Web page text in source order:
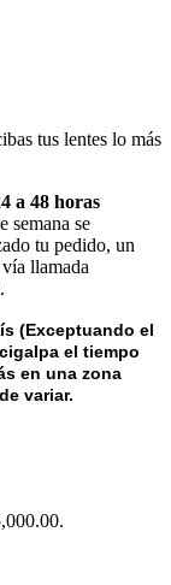
tus lentes lo más
a 48 horas
semana se
tu pedido, un
llamada
(Exceptuando el
el tiempo
en una zona
variar.